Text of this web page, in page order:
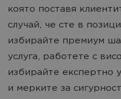
която поставя
случай, че сте в
избирайте премиум
услуга, работете с
избирайте експертно
и мерките за